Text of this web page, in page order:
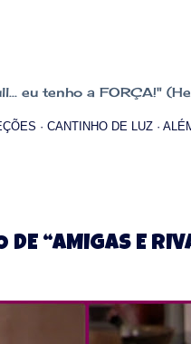
eu tenho a FORÇA!"
CANTINHO DE LUZ
DE “AMIGAS E